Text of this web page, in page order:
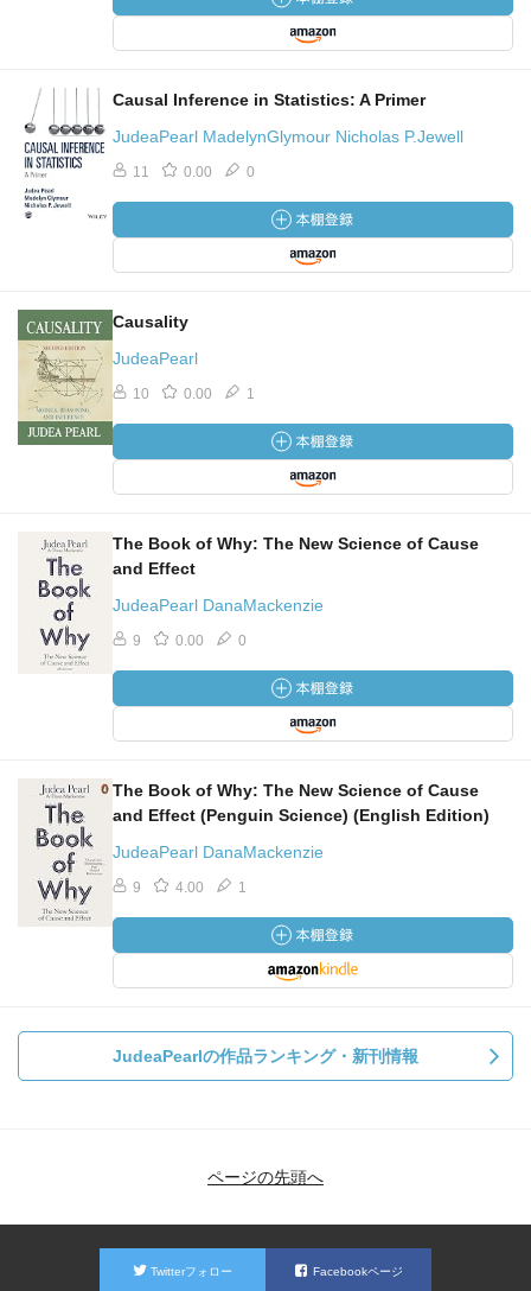
7章：バックドア規準とフロントドア規準という構造因果モ
ア規準をなぜバックドアというのかやっと分かった．加え
て，スノウのコレラと井戸の逸話には続きがあり，この逸
話を元に操作変数法が紹介される．
8章：因果の階梯の3段目の反事実が登場する．前半はRubin
の因果モデルに必要な無視可能性条件は成立しない例が示
される．後半は，法学におけるbut-for原因とproxmate原因
紹介．私は今までこれらを全く分からなかったが，この例
でやっと分かってきた．
9章：UCバークレイの著名な入試問題の例を挙げて，媒介
変数の扱いの難しさを紹介したあと，介入の効果を，直接
的なものと，間接的なものに分ける話題．簡単そうだが，
反事実まで導入しないといけない，実は込み入った話とい
10章：前半は他のデータを使うtranspotability や選択バイア
スの問題を構造因果モデルで解決する話題．後半は強いAI
や自由意志についての議論．自由意志の有無ではなく，そ
れをたとえ幻想としても認識することによる工学的利点か
Causal Inference in Statistics: A Primer
JudeaPearl MadelynGlymour Nicholas P.Jewell
11 0.00 0
Causality
JudeaPearl
10 0.00 1
The Book of Why: The New Science of Cause
and Effect
JudeaPearl DanaMackenzie
9 0.00 0
The Book of Why: The New Science of Cause
and Effect (Penguin Science) (English Edition)
JudeaPearl DanaMackenzie
9 4.00 1
JudeaPearlの作品ランキング・新刊情報
ページの先頭へ
Twitterフォロー Facebookページ